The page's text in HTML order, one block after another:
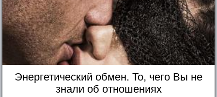
Энергетический обмен. То, чего Вы не
знали об отношениях